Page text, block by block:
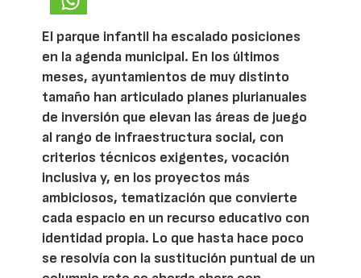
El parque infantil ha escalado posiciones
en la agenda municipal. En los últimos
meses, ayuntamientos de muy distinto
tamaño han articulado planes plurianuales
de inversión que elevan las áreas de juego
al rango de infraestructura social, con
criterios técnicos exigentes, vocación
inclusiva y, en los proyectos más
ambiciosos, tematización que convierte
cada espacio en un recurso educativo con
identidad propia. Lo que hasta hace poco
se resolvía con la sustitución puntual de un